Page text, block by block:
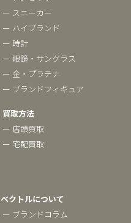
ー スニーカー
ー ハイブランド
ー 時計
ー 眼鏡・サングラス
ー 金・プラチナ
ー ブランドフィギュア
買取方法
ー 店頭買取
ー 宅配買取
ベクトルについて
ー ブランドコラム